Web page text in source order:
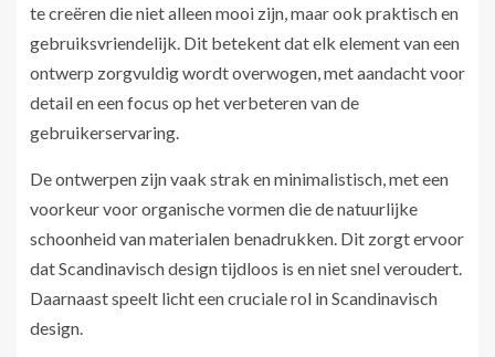
te creëren die niet alleen mooi zijn, maar ook praktisch en
gebruiksvriendelijk. Dit betekent dat elk element van een
ontwerp zorgvuldig wordt overwogen, met aandacht voor
detail en een focus op het verbeteren van de
gebruikerservaring.
De ontwerpen zijn vaak strak en minimalistisch, met een
voorkeur voor organische vormen die de natuurlijke
schoonheid van materialen benadrukken. Dit zorgt ervoor
dat Scandinavisch design tijdloos is en niet snel veroudert.
Daarnaast speelt licht een cruciale rol in Scandinavisch
design.